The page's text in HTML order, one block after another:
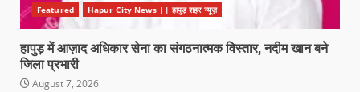
Featured Hapur City News || हापुड़ शहर न्यूज़
हापुड़ में आज़ाद अधिकार सेना का संगठनात्मक विस्तार, नदीम खान बने
जिला प्रभारी
August 7, 2026